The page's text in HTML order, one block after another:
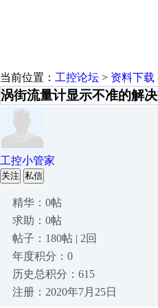
当前位置： 工控论坛 > 资料下载
涡街流量计显示不准的解
工控小管家
关注 私信
精华：0帖
求助：0帖
帖子：180帖 | 2回
年度积分：0
历史总积分：615
注册：2020年7月25日